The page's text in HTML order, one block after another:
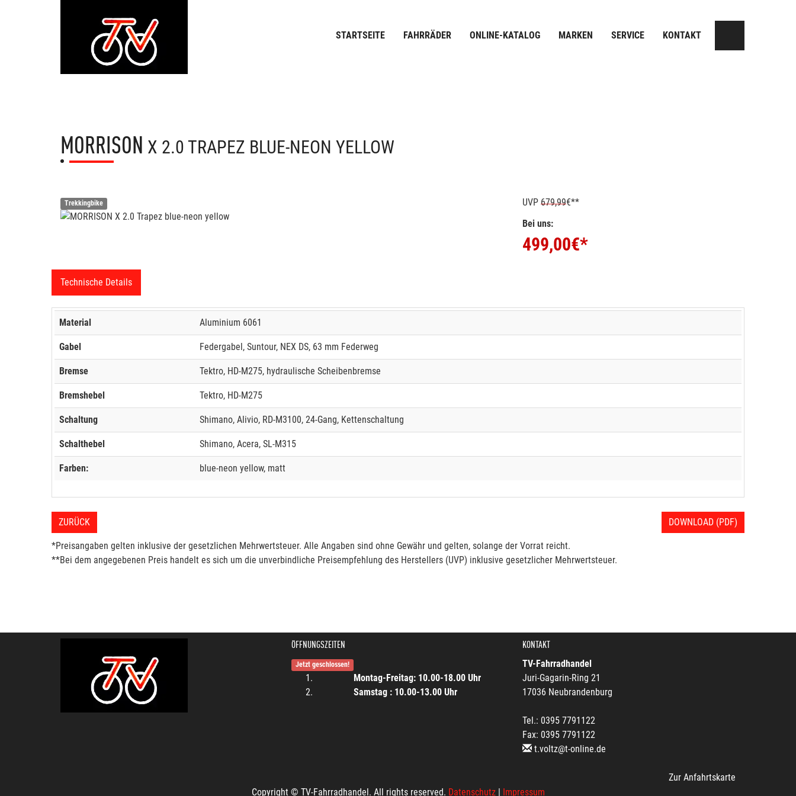
STARTSEITE FAHRRÄDER ONLINE-KATALOG MARKEN SERVICE KONTAKT
MORRISON X 2.0 TRAPEZ BLUE-NEON YELLOW
Trekkingbike UVP 679,99€**
Bei uns:
499,00€*
Technische Details
Material Aluminium 6061
Gabel Federgabel, Suntour, NEX DS, 63 mm Federweg
Bremse Tektro, HD-M275, hydraulische Scheibenbremse
Bremshebel Tektro, HD-M275
Schaltung Shimano, Alivio, RD-M3100, 24-Gang, Kettenschaltung
Schalthebel Shimano, Acera, SL-M315
Farben: blue-neon yellow, matt
ZURÜCK DOWNLOAD (PDF)
*Preisangaben gelten inklusive der gesetzlichen Mehrwertsteuer. Alle Angaben sind ohne Gewähr und gelten, solange der Vorrat reicht.
**Bei dem angegebenen Preis handelt es sich um die unverbindliche Preisempfehlung des Herstellers (UVP) inklusive gesetzlicher Mehrwertsteuer.
ÖFFNUNGSZEITEN
Jetzt geschlossen!
Montag-Freitag: 10.00-18.00 Uhr
Samstag : 10.00-13.00 Uhr
KONTAKT
TV-Fahrradhandel
Juri-Gagarin-Ring 21
17036 Neubrandenburg
Tel.: 0395 7791122
Fax: 0395 7791122
t.voltz@t-online.de
Zur Anfahrtskarte
Copyright © TV-Fahrradhandel. All rights reserved. Datenschutz| Impressum